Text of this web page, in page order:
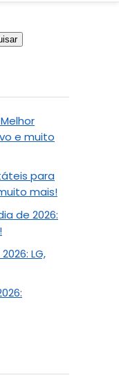
e muito
para
mais!
de 2026:
LG,